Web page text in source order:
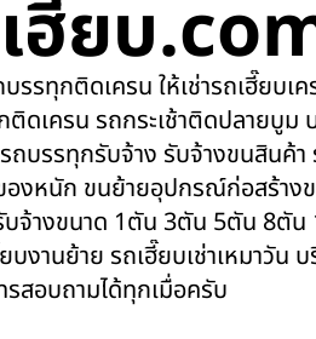
ฮี๊ยบ
รรทุกติดเครน ให้เช่ารถเฮี๊ยบเ
ติดเครน รถกระเช้าติดปลายบู
ถบรรทุกรับจ้าง รับจ้างขนสินค้
องหนัก ขนย้ายอุปกรณ์ก่อสร้าง
บจ้างขนาด 1ตัน 3ตัน 5ตัน 8ตั
บงานย้าย รถเฮี๊ยบเช่าเหมาวัน
รสอบถามได้ทุกเมื่อครับ